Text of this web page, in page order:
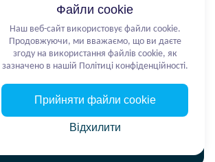
Політика конфіденційності
Файли cookie
Наш веб-сайт використовує файли cookie.
Продовжуючи, ми вважаємо, що ви даєте
згоду на використання файлів cookie, як
зазначено в нашій Політиці конфіденційності.
Прийняти файли cookie
Відхилити